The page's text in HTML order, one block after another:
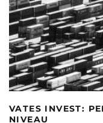
VATES INVEST:
NIVEAU